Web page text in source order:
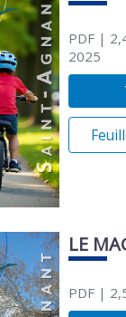
PDF|
2025
LE
PDF|